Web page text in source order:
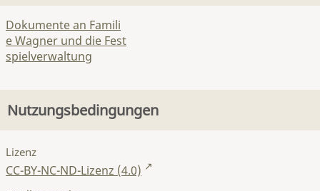
Dokumente an Famili
e Wagner und die Fest
spielverwaltung
Nutzungsbedingungen
Lizenz
CC-BY-NC-ND-Lizenz (4.0)